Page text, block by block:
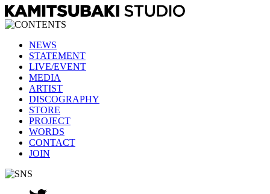
NEWS
STATEMENT
LIVE/EVENT
MEDIA
ARTIST
DISCOGRAPHY
STORE
PROJECT
WORDS
CONTACT
JOIN